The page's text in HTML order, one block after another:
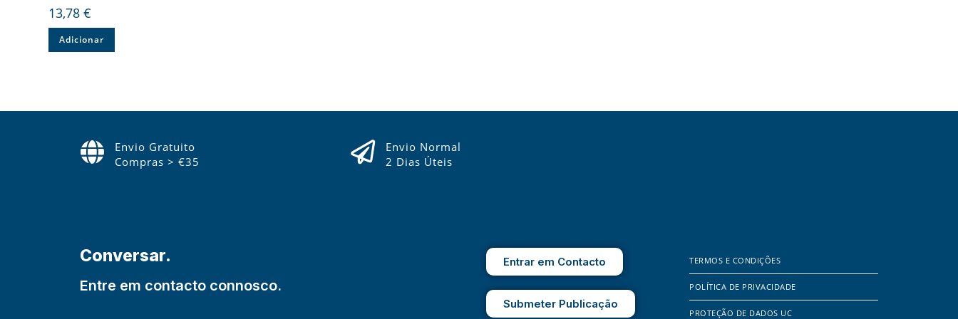
13,78€
Adicionar
Envio Gratuito
Compras > €35
Envio Normal
2 Dias Úteis
Conversar.
Entre em contacto connosco.
Entrar em Contacto
Submeter Publicação
TERMOS E CONDIÇÕES
POLÍTICA DE PRIVACIDADE
PROTEÇÃO DE DADOS UC